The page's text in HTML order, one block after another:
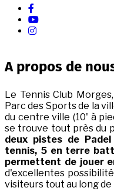
Youtube
instagram
A propos de
Le Tennis Club
Parc des Sports de la
du centre ville (10' à
se trouve tout près du
deux pistes de
tennis, 5 en terre
permettent de jouer
d'excellentes
visiteurs tout au long de